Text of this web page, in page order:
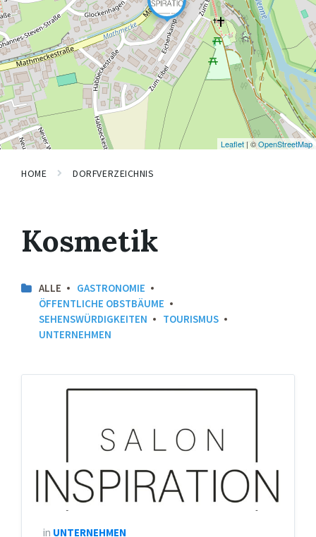
Leaflet | ©OpenStreetMap
HOME DORFVERZEICHNIS
Kosmetik
ALLE
GASTRONOMIE
ÖFFENTLICHE OBSTBÄUME
SEHENSWÜRDIGKEITEN
TOURISMUS
UNTERNEHMEN
in UNTERNEHMEN